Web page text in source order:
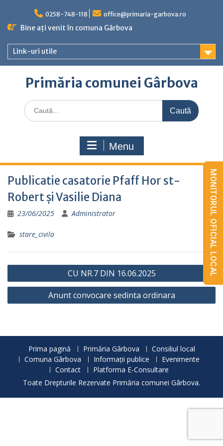
content
0258-748-118 office@primaria-garbova.ro
Bine ați venit în comuna Gârbova
Link-uri utile
Primăria comunei Gârbova
Caută
for:
Menu
Publicatie casatorie Pfaff Hor st-
Robert și Vasilie Diana
23/06/2025 Administrator
stare_civila
Navigare
în
CU NR.7 DIN 16.06.2025
Anunt convocare sedinta ordinara
Prima pagină Primăria Gârbova
Consiliul local
Comuna Gârbova
Informații publice
Evenimente
Contact
Platforma E-Consultare
Toate Drepturile Rezervate Primăria comunei Gârbova.
MONITORUL OFICIAL LOCAL